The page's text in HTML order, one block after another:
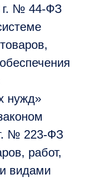
г. № 44-ФЗ
нужд»
№ 223-ФЗ
работ,
видами